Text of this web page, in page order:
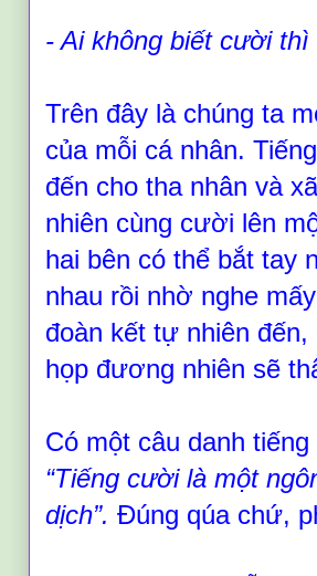
- Ai không biết cười
Trên đây là chúng ta
của mỗi cá nhân.
đến cho tha nhân và
nhiên cùng cười lên
hai bên có thể bắt tay
nhau rồi nhờ nghe
đoàn kết tự nhiên
họp đương nhiên sẽ
Có một câu danh
“Tiếng cười là một
dịch”.Đúng qúa chứ,